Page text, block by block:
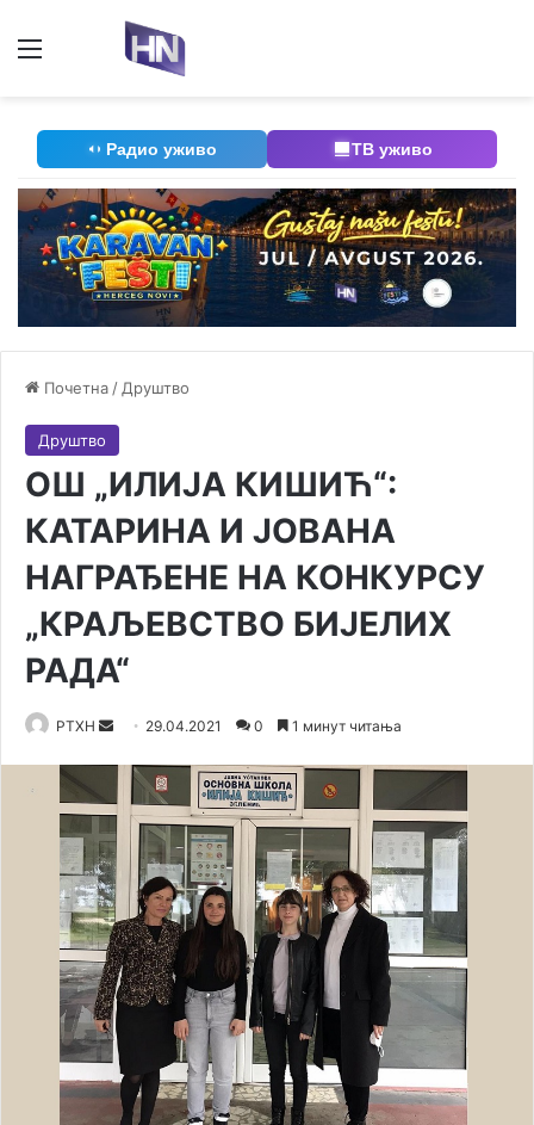
Мени
Радио уживо ТВ уживо
Почетна / Друштво
Друштво
ОШ „ИЛИЈА КИШИЋ“:
КАТАРИНА И ЈОВАНА
НАГРАЂЕНЕ НА КОНКУРСУ
„КРАЉЕВСТВО БИЈЕЛИХ
РАДА“
РТХН
Send
email
29.04.2021 0 1 минут читања